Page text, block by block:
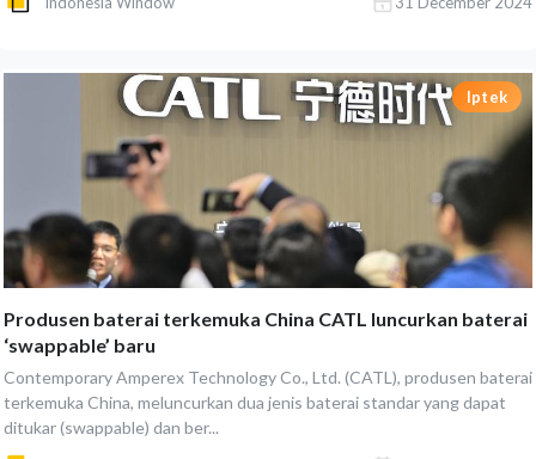
Iptek
Produsen baterai terkemuka China CATL luncurkan baterai
‘swappable’ baru
Contemporary Amperex Technology Co., Ltd. (CATL), produsen baterai
terkemuka China, meluncurkan dua jenis baterai standar yang dapat
ditukar (swappable) dan ber...